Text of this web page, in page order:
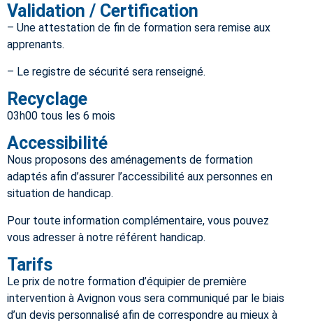
Validation / Certification
– Une attestation de fin de formation sera remise aux
apprenants.
– Le registre de sécurité sera renseigné.
Recyclage
03h00 tous les 6 mois
Accessibilité
Nous proposons des aménagements de formation
adaptés afin d’assurer l’accessibilité aux personnes en
situation de handicap.
Pour toute information complémentaire, vous pouvez
vous adresser à notre référent handicap.
Tarifs
Le prix de notre formation d’équipier de première
intervention à Avignon vous sera communiqué par le biais
d’un devis personnalisé afin de correspondre au mieux à